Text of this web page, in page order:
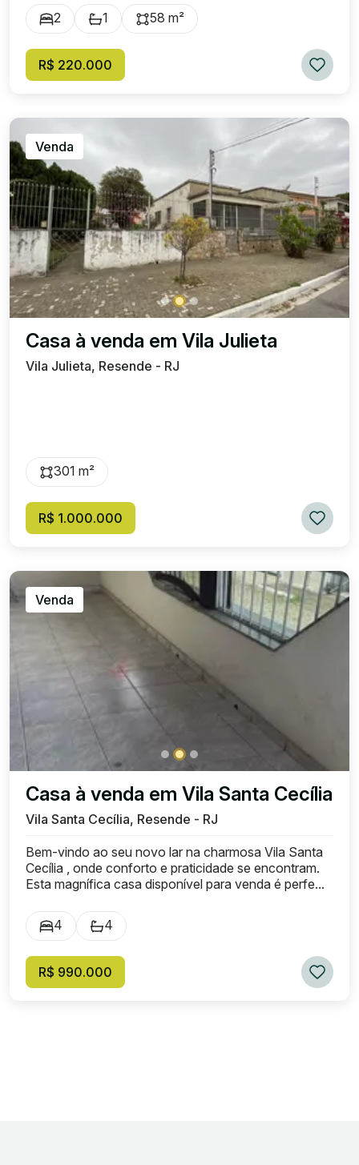
2 1 58 m²
R$ 220.000
Venda
Casa à venda em Vila Julieta
Vila Julieta, Resende - RJ
301 m²
R$ 1.000.000
Venda
Casa à venda em Vila Santa Cecília
Vila Santa Cecília, Resende - RJ
Bem-vindo ao seu novo lar na charmosa Vila Santa
Cecília , onde conforto e praticidade se encontram.
Esta magnífica casa disponível para venda é perfe...
4 4
R$ 990.000